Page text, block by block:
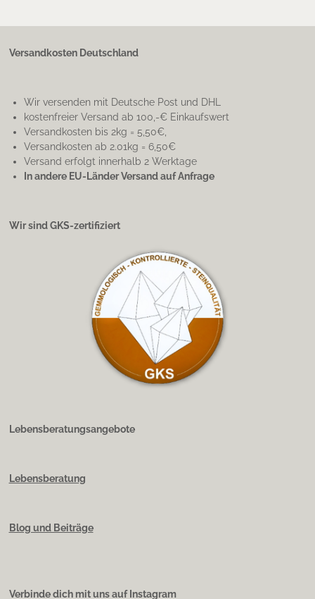
Versandkosten Deutschland
Wir versenden mit Deutsche Post und DHL
kostenfreier Versand ab 100,-€ Einkaufswert
Versandkosten bis 2kg = 5,50€,
Versandkosten ab 2.01kg = 6,50€
Versand erfolgt innerhalb 2 Werktage
In andere EU-Länder Versand auf Anfrage
Wir sind GKS-zertifiziert
Lebensberatungsangebote
Lebensberatung
Blog und Beiträge
Verbinde dich mit uns auf Instagram